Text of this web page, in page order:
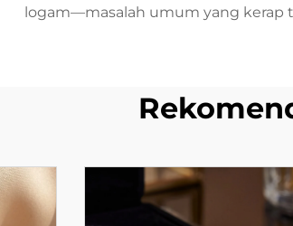
logam—masalah umum yang kerap